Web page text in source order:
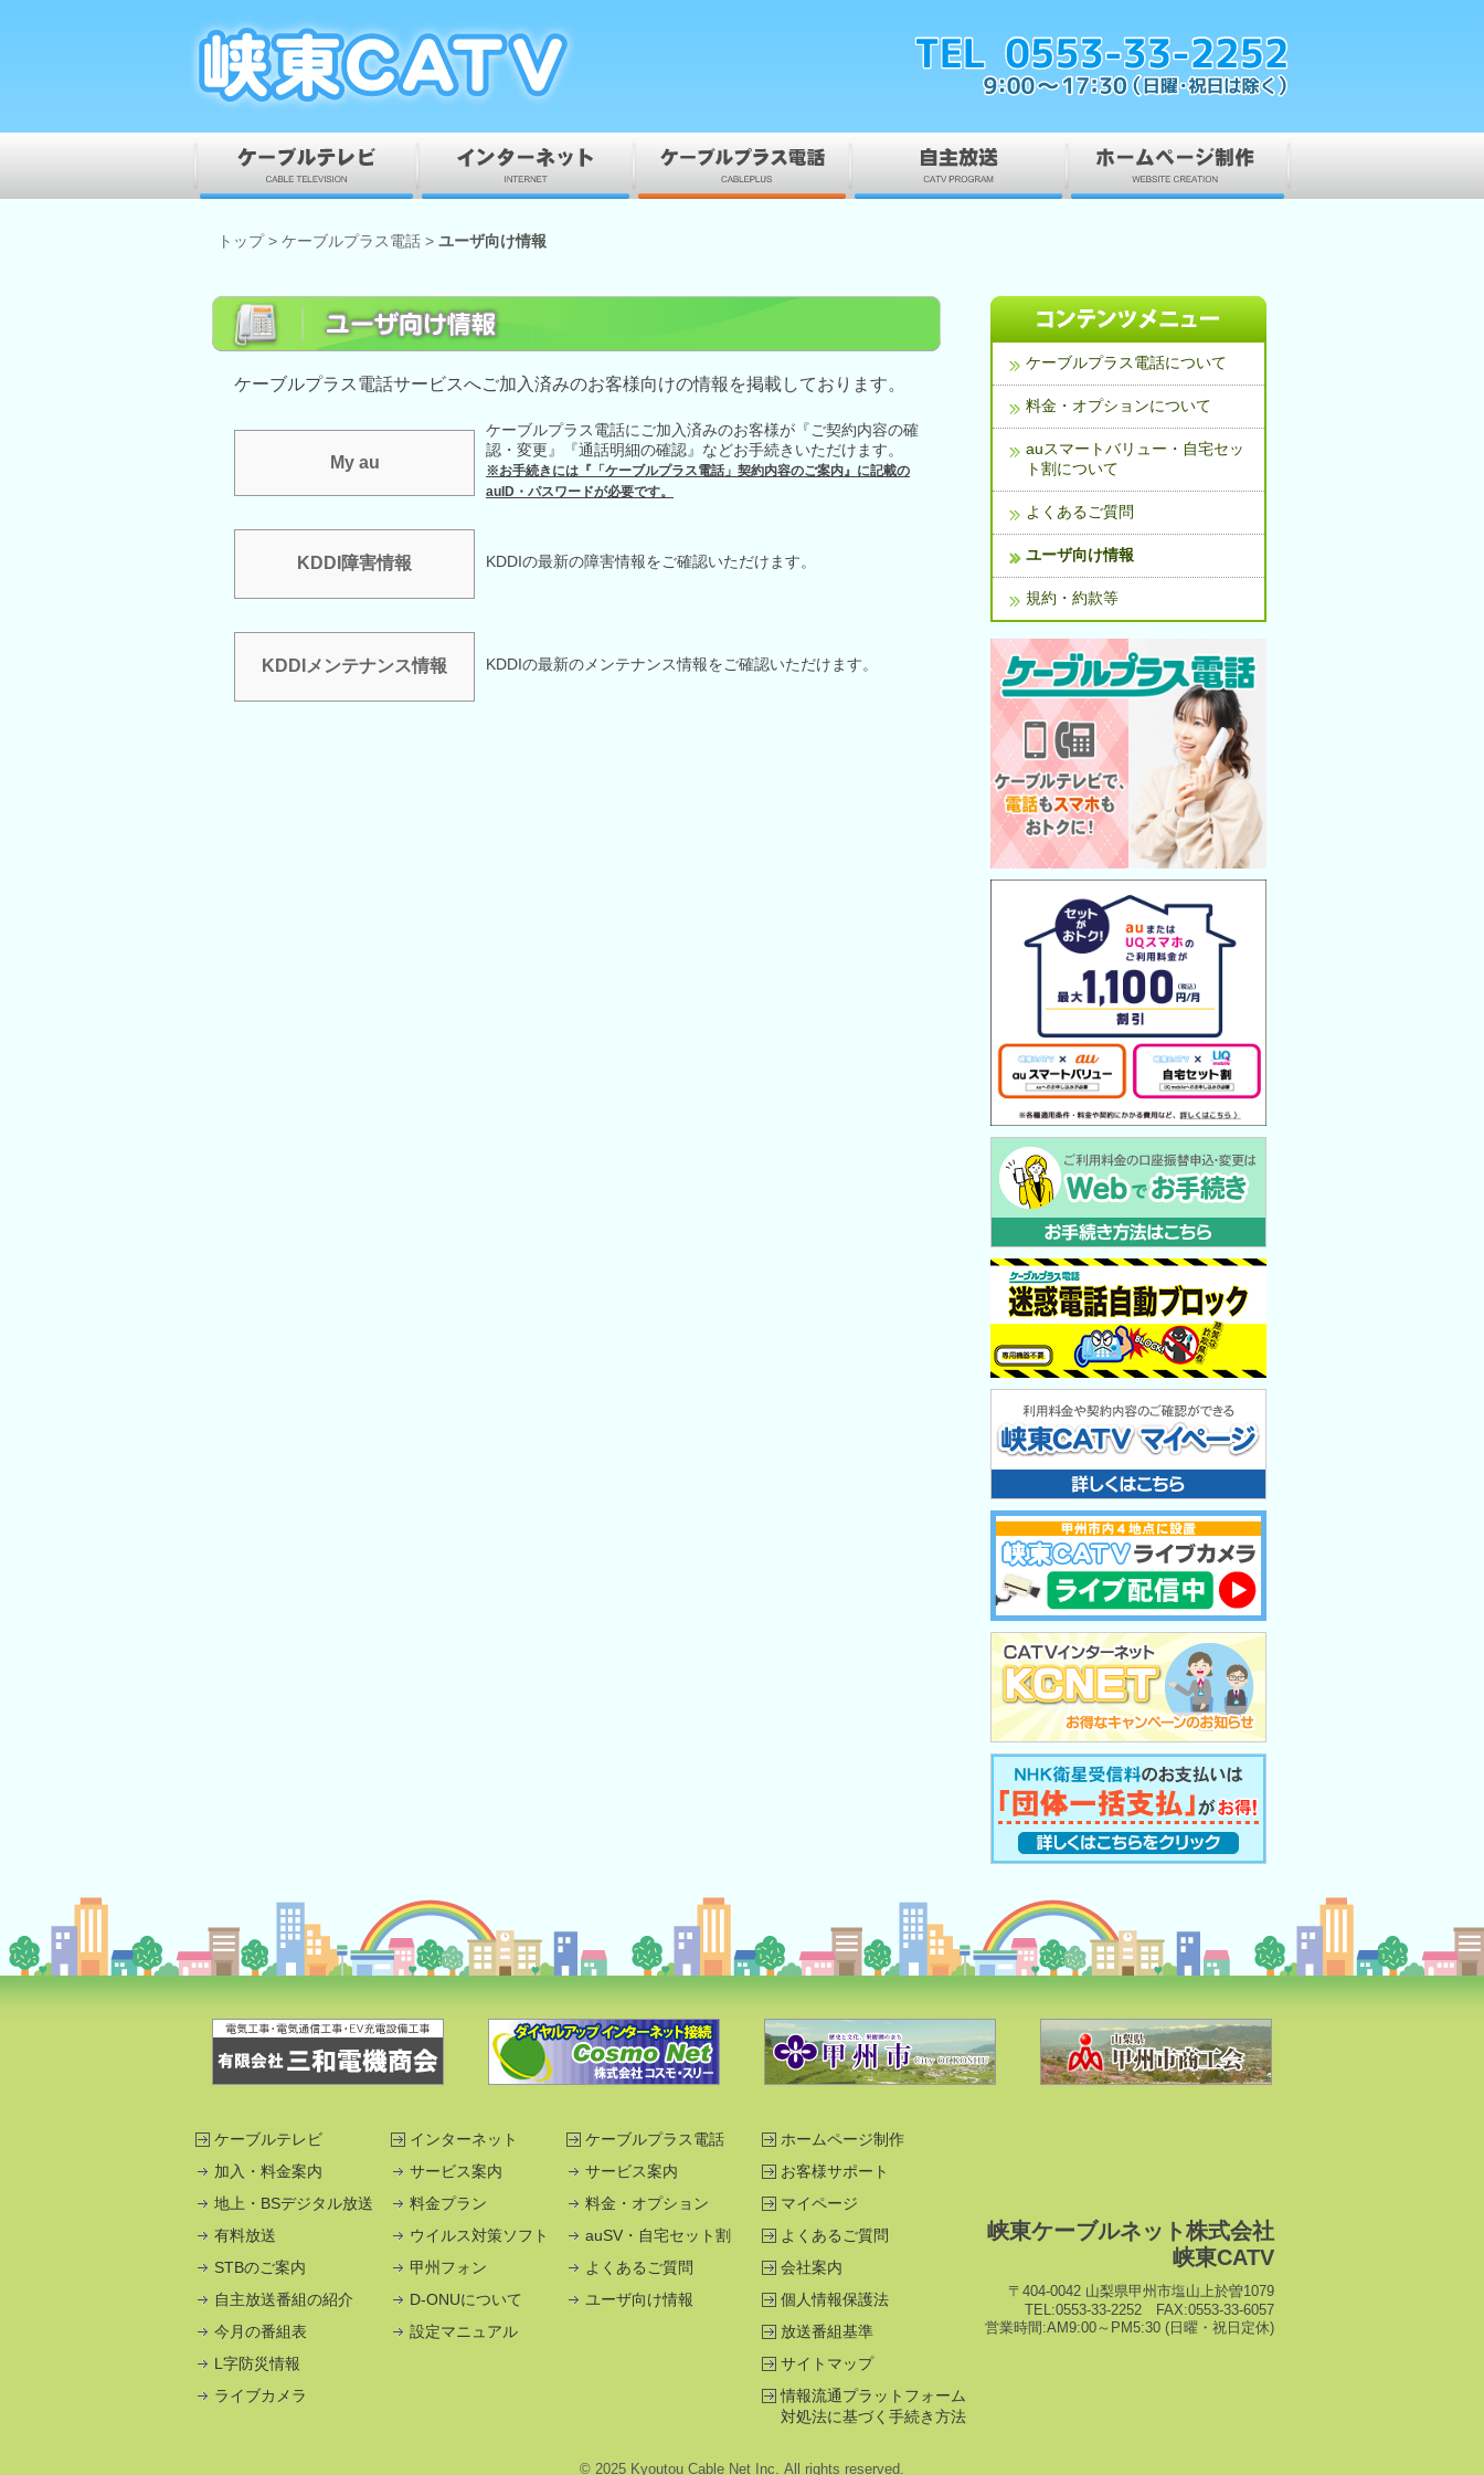
トップ> ケーブルプラス電話 > ユーザ向け情報
ケーブルプラス電話サービスへご加入済みのお客様向けの情報を掲載しております。
My au
ケーブルプラス電話にご加入済みのお客様が『ご契約内容の確
認・変更』『通話明細の確認』などお手続きいただけます。
※お手続きには『「ケーブルプラス電話」契約内容のご案内』に記載の
auID・パスワードが必要です。
KDDI障害情報 KDDIの最新の障害情報をご確認いただけます。
KDDIメンテナンス情報 KDDIの最新のメンテナンス情報をご確認いただけます。
ケーブルプラス電話について
料金・オプションについて
auスマートバリュー・自宅セッ
ト割について
よくあるご質問
ユーザ向け情報
規約・約款等
ケーブルテレビ
加入・料金案内
地上・BSデジタル放送
有料放送
STBのご案内
自主放送番組の紹介
今月の番組表
L字防災情報
ライブカメラ
インターネット
サービス案内
料金プラン
ウイルス対策ソフト
甲州フォン
D-ONUについて
設定マニュアル
ケーブルプラス電話
サービス案内
料金・オプション
auSV・自宅セット割
よくあるご質問
ユーザ向け情報
ホームページ制作
お客様サポート
マイページ
よくあるご質問
会社案内
個人情報保護法
放送番組基準
サイトマップ
情報流通プラット フォーム
対処法に基づく手続き方法
峡東ケーブルネット株式会社
峡東CATV
〒404-0042 山梨県甲州市塩山上於曽1079
TEL:0553-33-2252 FAX:0553-33-6057
営業時間:AM9:00～PM5:30 (日曜・祝日定休)
© 2025 Kyoutou Cable Net Inc. All rights reserved.